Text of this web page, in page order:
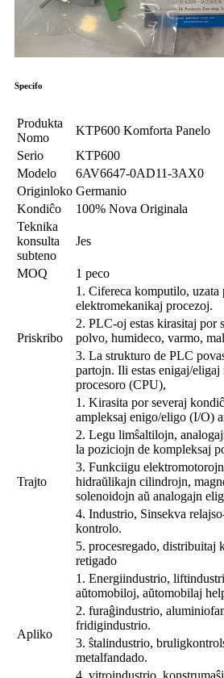
Specifo
Produkta
Nomo
KTP600 Komforta Panelo
Serio
KTP600
Modelo
6AV6647-0AD11-3AX0
Originloko Germanio
Kondiĉo
100% Nova Originala
Teknika
konsulta
subteno
Jes
MOQ 1 peco
Priskribo
1. Cifereca komputilo, uzata
elektromekanikaj procezoj.
2. PLC-oj estas kirasitaj por
polvo, humideco, varmo,
3. La strukturo de PLC
partojn. Ili estas enigaj/eligaj
procesoro (CPU),
Trajto
1. Kirasita por severaj
ampleksaj enigo/eligo (I/O)
2. Legu limŝaltilojn,
la poziciojn de kompleksaj
3. Funkciigu
hidraŭlikajn cilindrojn,
solenoidojn aŭ analogajn
4. Industrio, Sinsekva
kontrolo.
5. procesregado, distribuitaj
retigado
Apliko
1. Energiindustrio,
aŭtomobiloj, aŭtomobilaj
2. furaĝindustrio,
fridigindustrio.
3. ŝtalindustrio,
metalfandado.
4. vitroindustrio,